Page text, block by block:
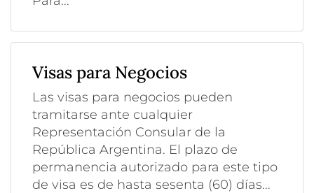
Visas para Negocios
Las visas para negocios pueden
tramitarse ante cualquier
Representación Consular de la
República Argentina. El plazo de
permanencia autorizado para este tipo
de visa es de hasta sesenta (60) días...